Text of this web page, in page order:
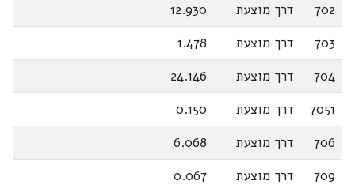
702
דרך מוצעת
12.930
703
דרך מוצעת
1.478
704
דרך מוצעת
24.146
7051
דרך מוצעת
0.150
706
דרך מוצעת
6.068
709
דרך מוצעת 0.067